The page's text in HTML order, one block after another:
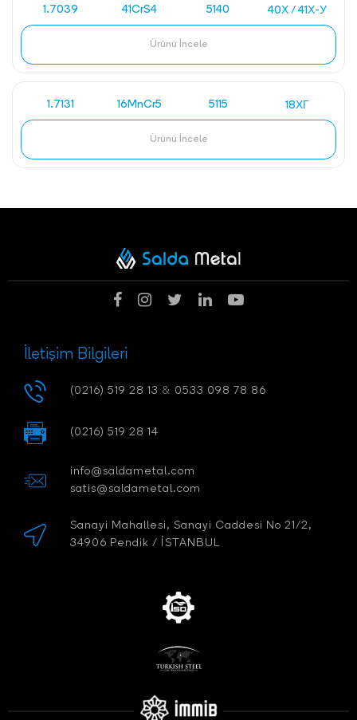
1.7039 41CrS4 5140 40Х / 41Х-У
Ürünü İncele
1.7131 16MnCr5 5115 18ХГ
Ürünü İncele
İletişim Bilgileri
(0216) 519 28 13 & 0533 098 78 86
(0216) 519 28 14
info@saldametal.com
satis@saldametal.com
Sanayi Mahallesi, Sanayi Caddesi No 21/2,
34906 Pendik / İSTANBUL